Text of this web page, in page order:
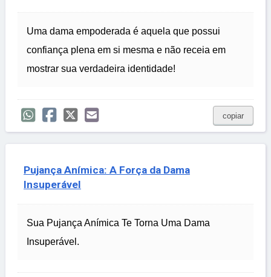
Uma dama empoderada é aquela que possui
confiança plena em si mesma e não receia em
mostrar sua verdadeira identidade!
copiar
Pujança Anímica: A Força da Dama
Insuperável
Sua Pujança Anímica Te Torna Uma Dama
Insuperável.